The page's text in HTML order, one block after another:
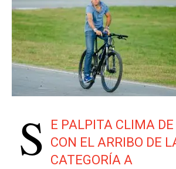
S
E PALPITA CLIMA
CON EL ARRIBO DE
CATEGORÍA A